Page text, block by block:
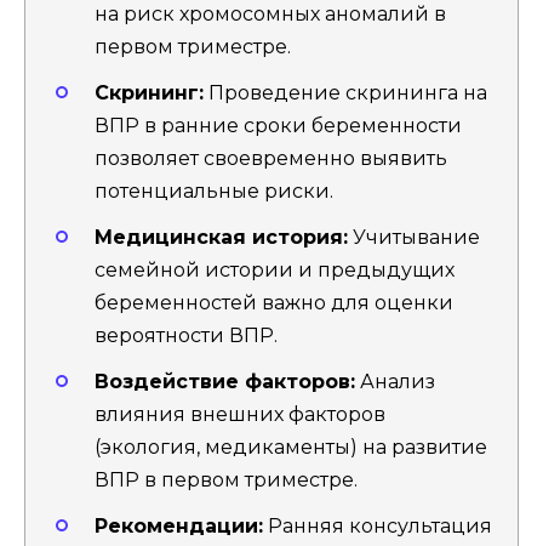
на риск хромосомных аномалий в
первом триместре.
Скрининг: Проведение скрининга на
ВПР в ранние сроки беременности
позволяет своевременно выявить
потенциальные риски.
Медицинская история: Учитывание
семейной истории и предыдущих
беременностей важно для оценки
вероятности ВПР.
Воздействие факторов: Анализ
влияния внешних факторов
(экология, медикаменты) на развитие
ВПР в первом триместре.
Рекомендации: Ранняя консультация